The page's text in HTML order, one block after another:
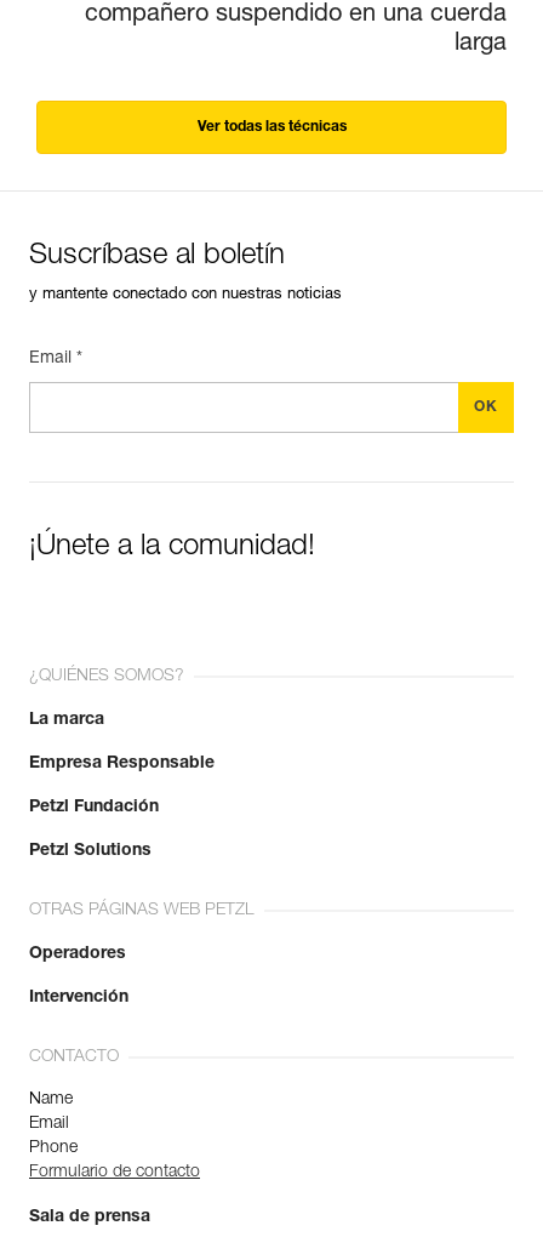
compañero suspendido en una cuerda
larga
Ver todas las técnicas
Suscríbase al boletín
y mantente conectado con nuestras noticias
Email *
¡Únete a la comunidad!
¿QUIÉNES SOMOS?
La marca
Empresa Responsable
Petzl Fundación
Petzl Solutions
OTRAS PÁGINAS WEB PETZL
Operadores
Intervención
CONTACTO
Name
Email
Phone
Formulario de contacto
Sala de prensa